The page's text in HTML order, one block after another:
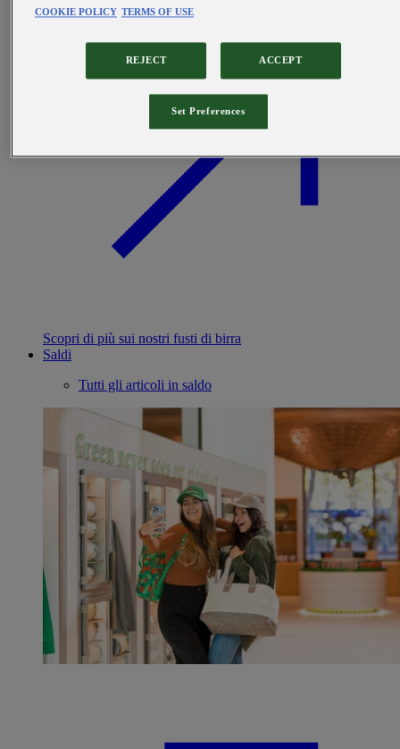
Scopri di più sui nostri fusti di birra
Saldi
Tutti gli articoli in saldo
COOKIE POLICY TERMS OF USE
REJECT ACCEPT
Set Preferences